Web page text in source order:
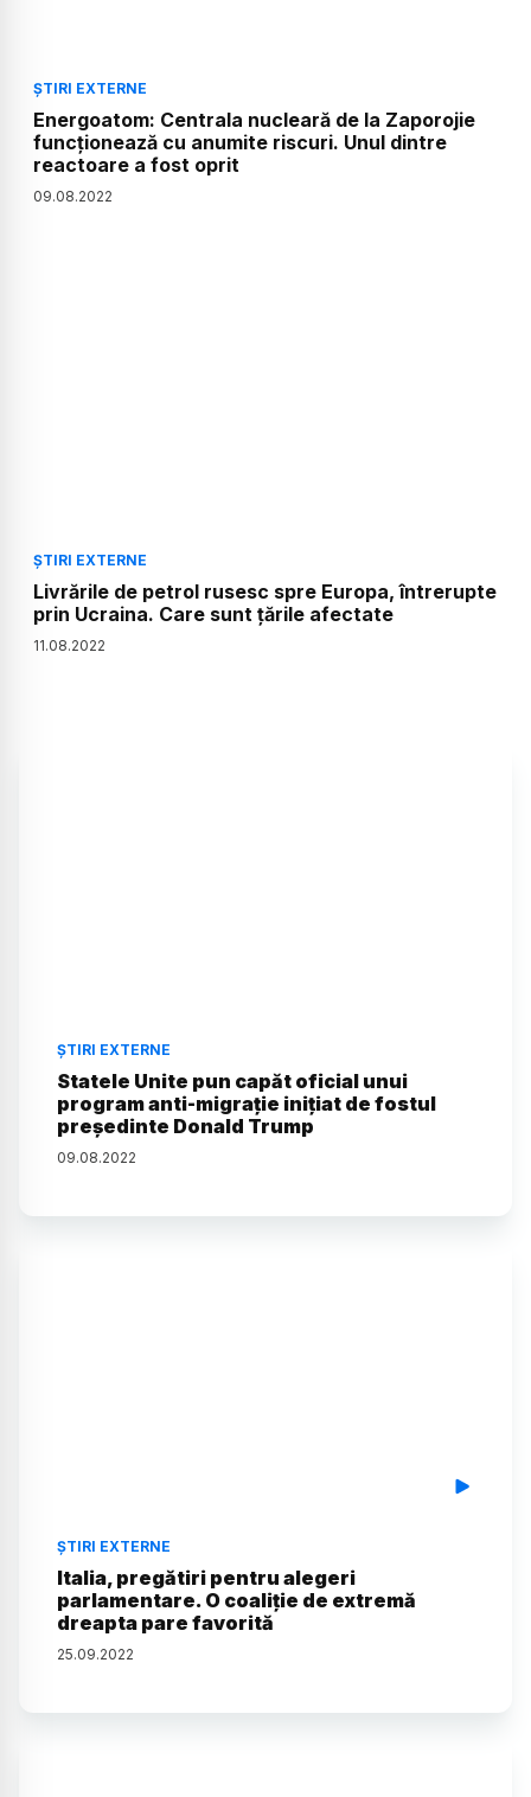
ȘTIRI EXTERNE
Energoatom: Centrala nucleară de la Zaporojie
funcționează cu anumite riscuri. Unul dintre
reactoare a fost oprit
09.08.2022
ȘTIRI EXTERNE
Livrările de petrol rusesc spre Europa, întrerupte
prin Ucraina. Care sunt țările afectate
11.08.2022
ȘTIRI EXTERNE
Statele Unite pun capăt oficial unui
program anti-migrație inițiat de fostul
președinte Donald Trump
09.08.2022
ȘTIRI EXTERNE
Italia, pregătiri pentru alegeri
parlamentare. O coaliție de extremă
dreapta pare favorită
25.09.2022